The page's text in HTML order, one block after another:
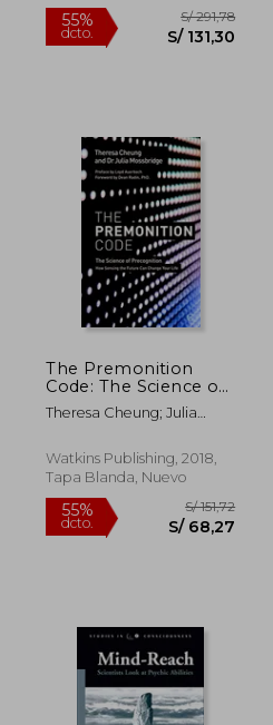
55%
dcto.
The Premonition
Code: The Science of
Precognition, how
Sensing the Future
(en Inglés)
Theresa Cheung; Julia
Watkins Publishing, 2018,
Tapa Blanda, Nuevo